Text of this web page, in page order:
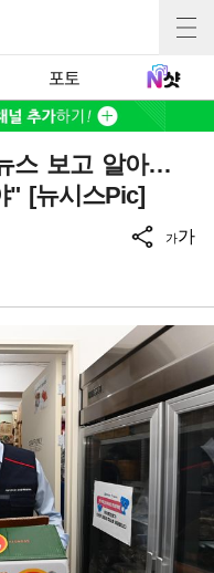
포토
스 보고 알아…
" [뉴시스Pic]
가가